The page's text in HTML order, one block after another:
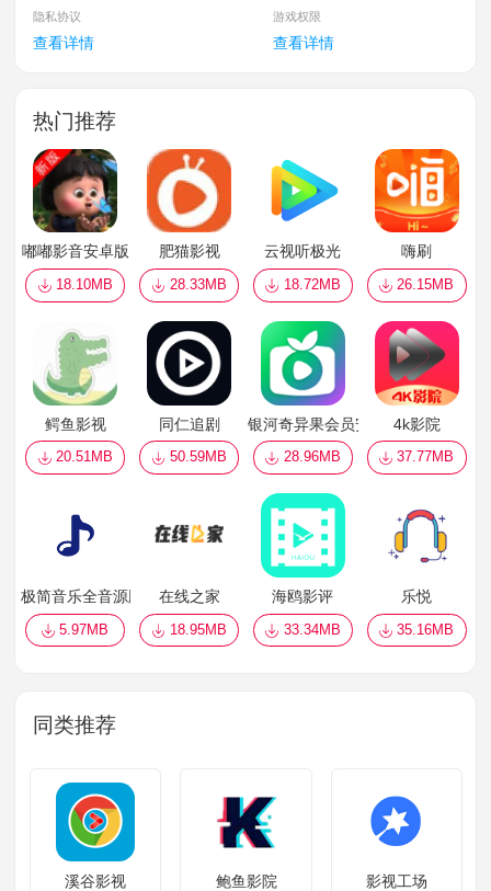
隐私协议 游戏权限
查看详情 查看详情
热门推荐
嘟嘟影音安卓版
18.10MB
肥猫影视
28.33MB
云视听极光
18.72MB
嗨刷
26.15MB
鳄鱼影视
20.51MB
同仁追剧
50.59MB
银河奇异果会员安卓版
28.96MB
4k影院
37.77MB
极简音乐全音源版
5.97MB
在线之家
18.95MB
海鸥影评
33.34MB
乐悦
35.16MB
同类推荐
溪谷影视 鲍鱼影院 影视工场